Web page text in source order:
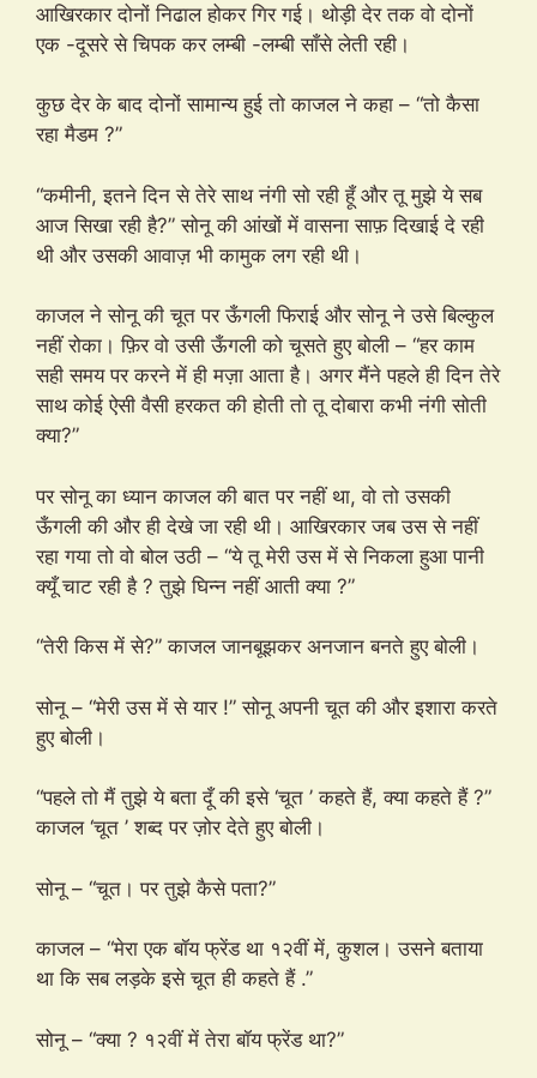
आखिरकार दोनों निढाल होकर गिर गई। थोड़ी देर तक वो दोनों
एक -दूसरे से चिपक कर लम्बी -लम्बी साँसे लेती रही।
कुछ देर के बाद दोनों सामान्य हुई तो काजल ने कहा – “तो कैसा
रहा मैडम ?”
“कमीनी, इतने दिन से तेरे साथ नंगी सो रही हूँ और तू मुझे ये सब
आज सिखा रही है?” सोनू की आंखों में वासना साफ़ दिखाई दे रही
थी और उसकी आवाज़ भी कामुक लग रही थी।
काजल ने सोनू की चूत पर ऊँगली फिराई और सोनू ने उसे बिल्कुल
नहीं रोका। फ़िर वो उसी ऊँगली को चूसते हुए बोली – “हर काम
सही समय पर करने में ही मज़ा आता है। अगर मैंने पहले ही दिन तेरे
साथ कोई ऐसी वैसी हरकत की होती तो तू दोबारा कभी नंगी सोती
क्या?”
पर सोनू का ध्यान काजल की बात पर नहीं था, वो तो उसकी
ऊँगली की और ही देखे जा रही थी। आखिरकार जब उस से नहीं
रहा गया तो वो बोल उठी – “ये तू मेरी उस में से निकला हुआ पानी
क्यूँ चाट रही है ? तुझे घिन्न नहीं आती क्या ?”
“तेरी किस में से?” काजल जानबूझकर अनजान बनते हुए बोली।
सोनू – “मेरी उस में से यार !” सोनू अपनी चूत की और इशारा करते
हुए बोली।
“पहले तो मैं तुझे ये बता दूँ की इसे ‘चूत ’ कहते हैं, क्या कहते हैं ?”
काजल ‘चूत ’ शब्द पर ज़ोर देते हुए बोली।
सोनू – “चूत। पर तुझे कैसे पता?”
काजल – “मेरा एक बॉय फ्रेंड था १२वीं में, कुशल। उसने बताया
था कि सब लड़के इसे चूत ही कहते हैं .”
सोनू – “क्या ? १२वीं में तेरा बॉय फ्रेंड था?”